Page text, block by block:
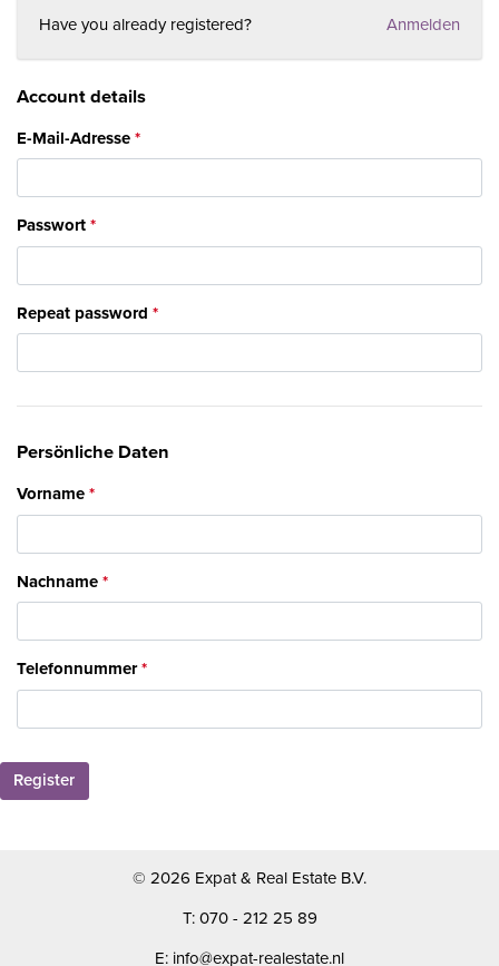
Have you already registered? Anmelden
Account details
E-Mail-Adresse
Passwort
Repeat password
Persönliche Daten
Vorname
Nachname
Telefonnummer
Register
© 2026 Expat & Real Estate B.V.
T: 070 - 212 25 89
E: info@expat-realestate.nl